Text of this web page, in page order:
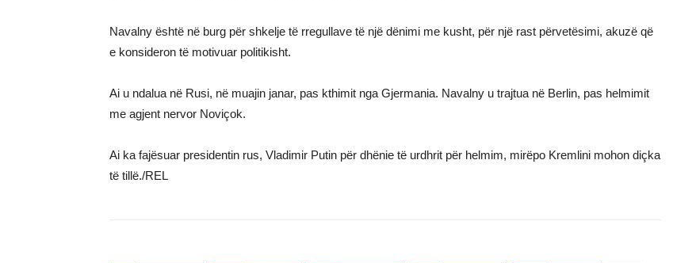
Navalny është në burg për shkelje të rregullave të një dënimi me kusht, për një rast përvetësimi, akuzë që
e konsideron të motivuar politikisht.
Ai u ndalua në Rusi, në muajin janar, pas kthimit nga Gjermania. Navalny u trajtua në Berlin, pas helmimit
me agjent nervor Noviçok.
Ai ka fajësuar presidentin rus, Vladimir Putin për dhënie të urdhrit për helmim, mirëpo Kremlini mohon diçka
të tillë./REL